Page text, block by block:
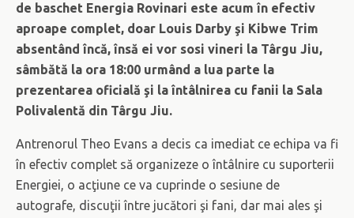
de baschet Energia Rovinari este acum în efectiv
aproape complet, doar Louis Darby şi Kibwe Trim
absentând încă, însă ei vor sosi vineri la Târgu Jiu,
sâmbătă la ora 18:00 urmând a lua parte la
prezentarea oficială şi la întâlnirea cu fanii la Sala
Polivalentă din Târgu Jiu.
Antrenorul Theo Evans a decis ca imediat ce echipa va fi
în efectiv complet să organizeze o întâlnire cu suporterii
Energiei, o acţiune ce va cuprinde o sesiune de
autografe, discuţii între jucători şi fani, dar mai ales şi